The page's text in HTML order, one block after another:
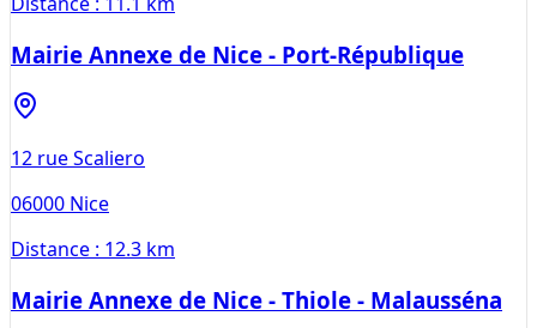
Mairie Annexe de Nice - Port-République
12 rue Scaliero
06000 Nice
Distance : 12.3 km
Mairie Annexe de Nice - Thiole - Malausséna